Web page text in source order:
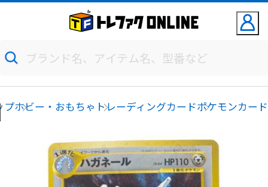
プホビー・おもちゃ トレーディングカードポケモンカード